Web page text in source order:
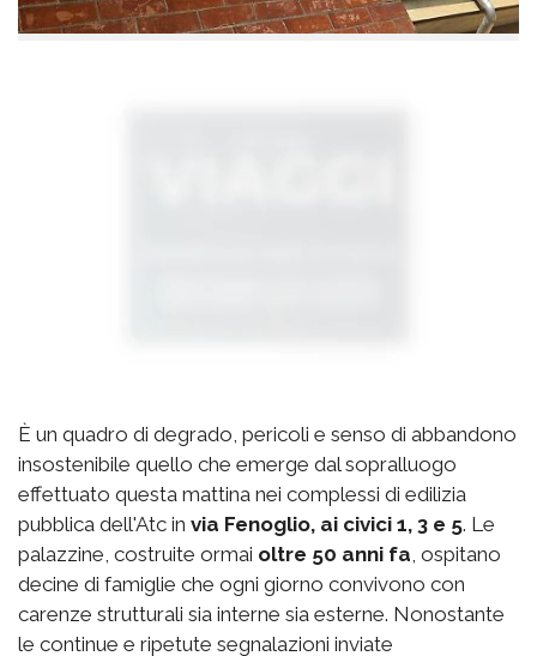
È un quadro di degrado, pericoli e senso di abbandono
insostenibile quello che emerge dal sopralluogo
effettuato questa mattina nei complessi di edilizia
pubblica dell'Atc in via Fenoglio, ai civici 1, 3 e 5. Le
palazzine, costruite ormai oltre 50 anni fa, ospitano
decine di famiglie che ogni giorno convivono con
carenze strutturali sia interne sia esterne. Nonostante
le continue e ripetute segnalazioni inviate